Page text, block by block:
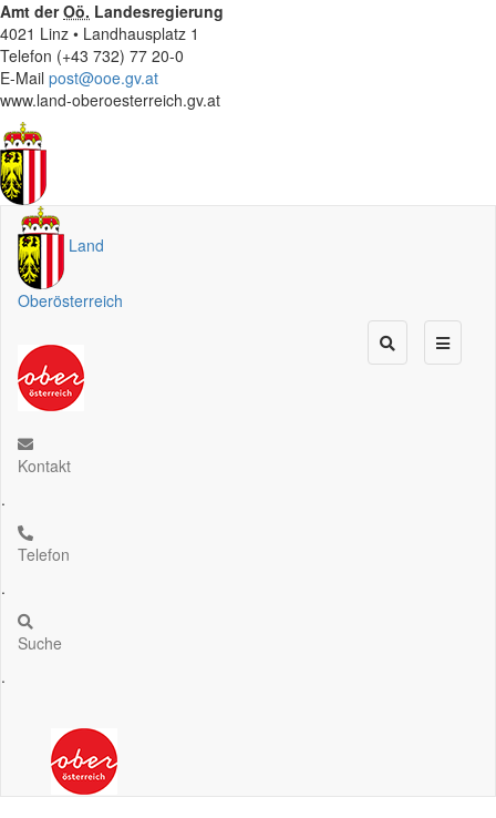
Amt derOö. Landesregierung
4021 Linz • Landhausplatz 1
Telefon (+43 732) 77 20-0
E-Mail post@ooe.gv.at
www.land-oberoesterreich.gv.at
Land
Oberösterreich
Kontakt
.
Telefon
.
Suche
.